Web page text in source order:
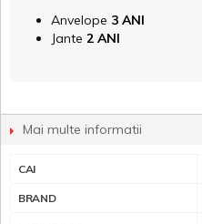
Anvelope 3 ANI
Jante 2 ANI
Mai multe informatii
CAI
BRAND